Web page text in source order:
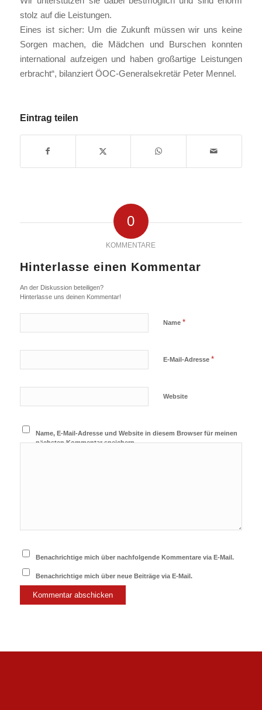
stolz auf die Leistungen.
Eines ist sicher: Um die Zukunft müssen wir uns keine
Sorgen machen, die Mädchen und Burschen konnten
international aufzeigen und haben großartige Leistungen
erbracht“, bilanziert ÖOC-Generalsekretär Peter Mennel.
Eintrag teilen
0
KOMMENTARE
Hinterlasse einen Kommentar
An der Diskussion beteiligen?
Hinterlasse uns deinen Kommentar!
Name *
E-Mail-Adresse *
Website
Name, E-Mail-Adresse und Website in diesem Browser für meinen
nächsten Kommentar speichern.
Benachrichtige mich über nachfolgende Kommentare via E-Mail.
Benachrichtige mich über neue Beiträge via E-Mail.